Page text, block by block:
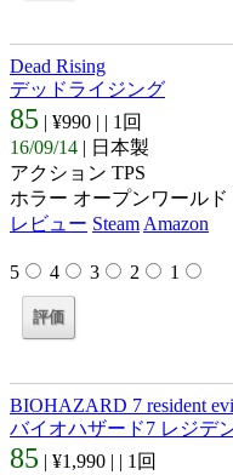
Dead Rising
デッドライジング
85 | ¥990 | | 1回
16/09/14 | 日本製
アクション TPS
ホラー オープンワールド
レビュー Steam Amazon
5 4 3 2 1
BIOHAZARD 7 resident
バイオハザード7 レジデ
85 | ¥1,990 | | 1回